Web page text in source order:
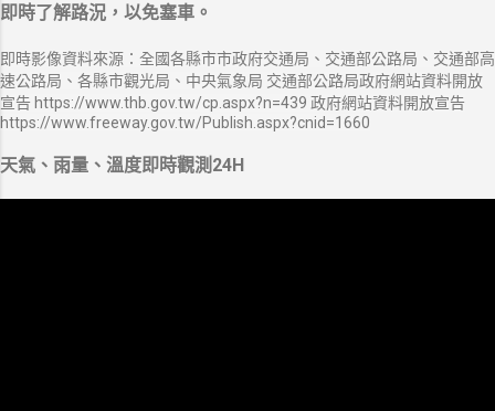
即時了解路況，以免塞車。
即時影像資料來源：全國各縣市市政府交通局、交通部公路局、交通部高
速公路局、各縣市觀光局、中央氣象局 交通部公路局政府網站資料開放
宣告 https://www.thb.gov.tw/cp.aspx?n=439 政府網站資料開放宣告
https://www.freeway.gov.tw/Publish.aspx?cnid=1660
天氣、雨量、溫度即時觀測24H